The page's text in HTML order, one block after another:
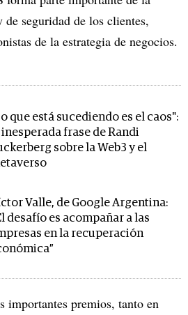
seguridad de los clientes,
de la estrategia de negocios.
que está sucediendo es el caos":
frase de Randi
sobre la Web3 y el
Valle, de Google Argentina:
desafío es acompañar a las
en la recuperación
importantes premios, tanto en